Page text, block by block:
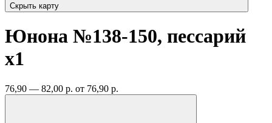
Скрыть карту
Юнона №138-150, пессарий
x1
76,90 — 82,00 р. от 76,90 р.